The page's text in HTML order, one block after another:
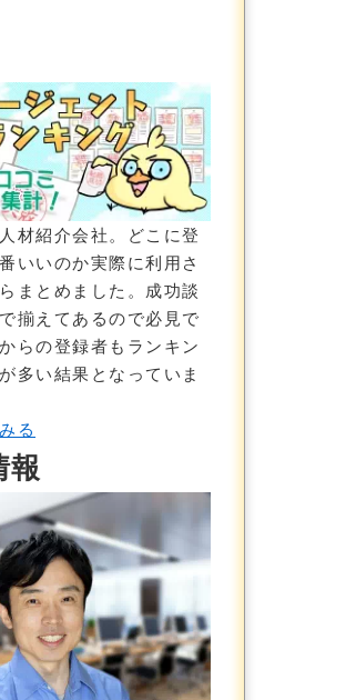
大企業からベンチャー企業の案件ま
材紹介会社。どこに登
いいのか実際に利用さ
まとめました。成功談
揃えてあるので必見で
らの登録者もランキン
多い結果 となっていま
る
報